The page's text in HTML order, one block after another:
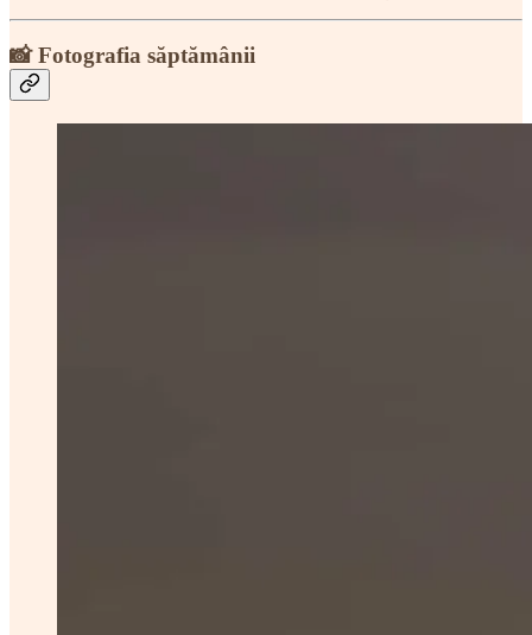
📸 Fotografia săptămânii